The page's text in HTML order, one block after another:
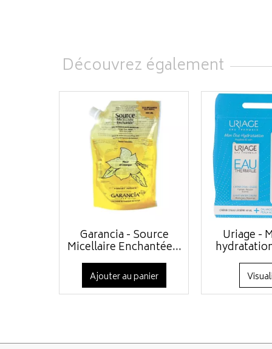
Découvrez également
Garancia - Source
Micellaire Enchantée...
Ajouter au panier
Uriage -